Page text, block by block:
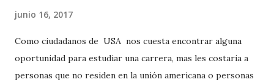
junio 16, 2017
Como ciudadanos de USA nos cuesta encontrar alguna
oportunidad para estudiar una carrera, mas les costaria a
personas que no residen en la unión americana o personas